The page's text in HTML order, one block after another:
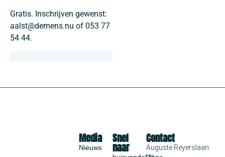
Gratis. Inschrijven gewenst:
aalst@demens.nu of 053 77
54 44.
Snel
naar
Media
Nieuws
Contact
Auguste Reyerslaan